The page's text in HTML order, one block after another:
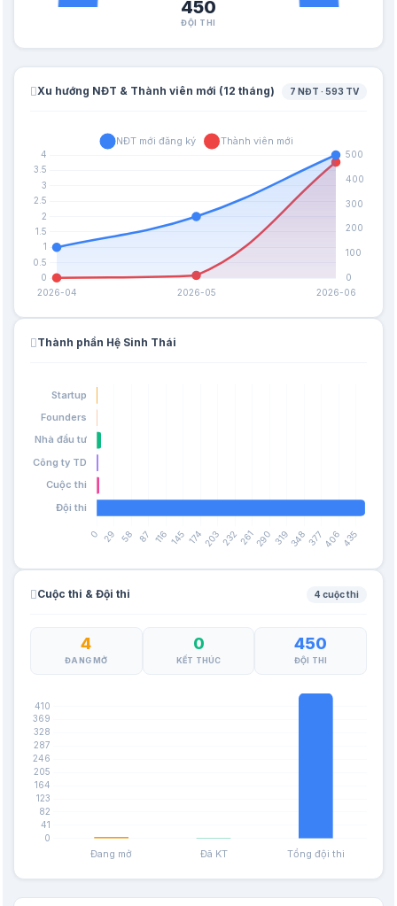
450
ĐỘI THI
Xu hướng NĐT & Thành viên mới (12 tháng) 7 NĐT · 593 TV
Thành phần Hệ Sinh Thái
Cuộc thi & Đội thi 4 cuộc thi
4
ĐANG MỞ
0
KẾT THÚC
450
ĐỘI THI